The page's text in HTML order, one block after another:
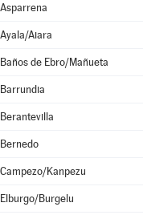
Asparrena
Ayala/Aiara
Baños de Ebro/Mañueta
Barrundia
Berantevilla
Bernedo
Campezo/Kanpezu
Elburgo/Burgelu